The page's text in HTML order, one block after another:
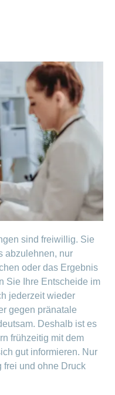
sind freiwillig. Sie
abzulehnen, nur
oder das Ergebnis
Sie Ihre Entscheide im
jederzeit wieder
gegen pränatale
Deshalb ist es
frühzeitig mit dem
gut informieren. Nur
frei und ohne Druck